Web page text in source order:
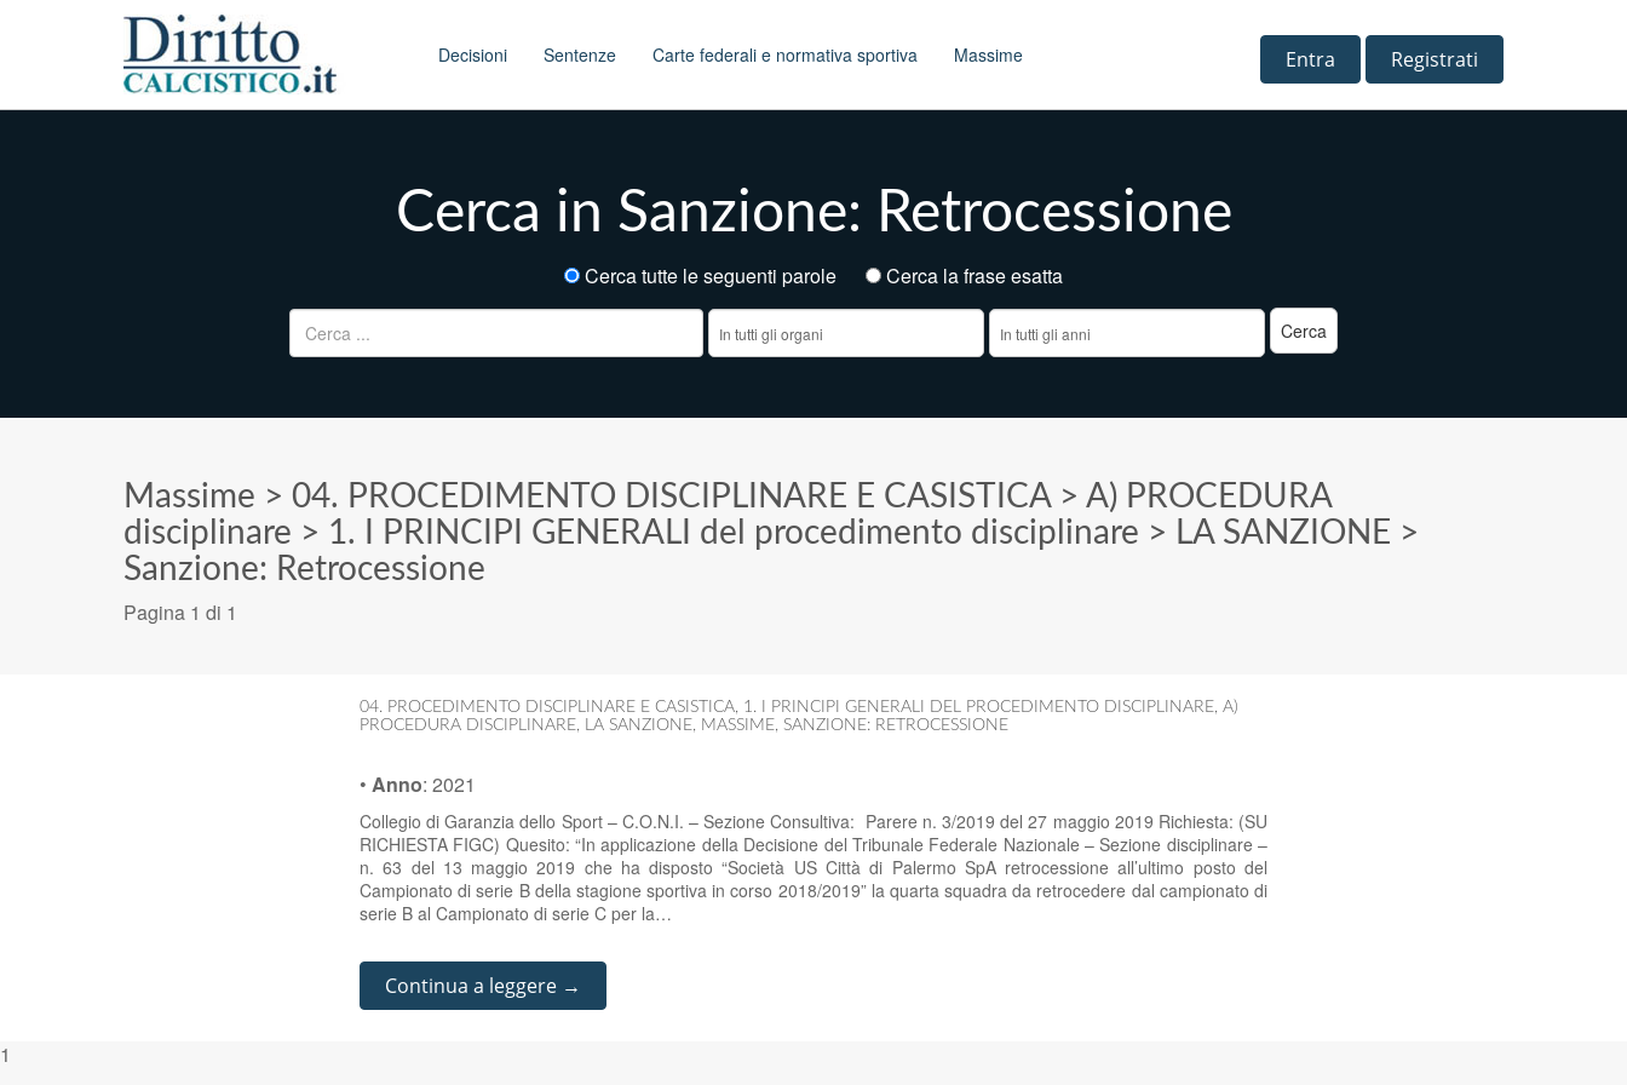
Main menu Decisioni Sentenze Carte federali e normativa sportiva Massime Entra Registrati
Cerca in Sanzione: Retrocessione
Cerca tutte le seguenti parole
Cerca la frase esatta
Ricerca per:
Massime > 04. PROCEDIMENTO DISCIPLINARE E CASISTICA> A) PROCEDURA
disciplinare > 1. I PRINCIPI GENERALI del procedimento disciplinare > LA SANZIONE >
Sanzione: Retrocessione
Pagina 1 di 1
04. PROCEDIMENTO DISCIPLINARE E CASISTICA, 1. I PRINCIPI GENERALI DEL PROCEDIMENTO DISCIPLINARE, A)
PROCEDURA DISCIPLINARE, LA SANZIONE, MASSIME, SANZIONE: RETROCESSIONE
• Anno: 2021
Collegio di Garanzia dello Sport – C.O.N.I. – Sezione Consultiva: Parere n. 3/2019 del 27 maggio 2019 Richiesta: (SU
RICHIESTA FIGC) Quesito: “In applicazione della Decisione del Tribunale Federale Nazionale – Sezione disciplinare –
n. 63 del 13 maggio 2019 che ha disposto “Società US Città di Palermo SpA retrocessione all’ultimo posto del
Campionato di serie B della stagione sportiva in corso 2018/2019” la quarta squadra da retrocedere dal campionato di
serie B al Campionato di serie C per la…
Continua a leggere →
1